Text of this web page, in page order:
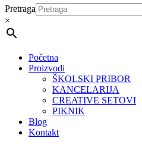
Pretraga
×
Početna
Proizvodi
ŠKOLSKI PRIBOR
KANCELARIJA
CREATIVE SETOVI
PIKNIK
Blog
Kontakt